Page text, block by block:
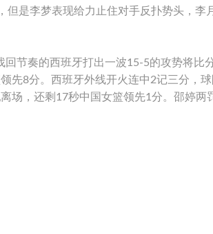
是李梦表现给力止住对手反扑势头，李
节奏的西班牙打出一波15-5的攻势将比
先8分。西班牙外线开火连中2记三分，
场，还剩17秒中国女篮领先1分。邵婷两